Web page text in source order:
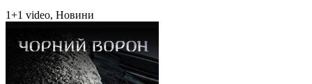
1+1 video, Новини